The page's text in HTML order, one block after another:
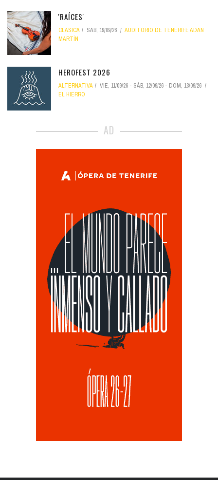
'RAÍCES'
CLÁSICA SÁB, 19/09/26
AUDITORIO DE TENERIFE ADÁN
MARTÍN
HEROFEST 2026
ALTERNATIVA VIE, 11/09/26 - SÁB, 12/09/26 - DOM, 13/09/26
EL HIERRO
AD